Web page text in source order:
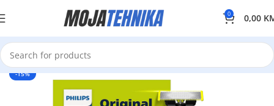
0 0,00
-15%